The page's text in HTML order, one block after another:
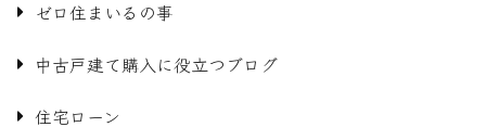
ゼロ住まいるの事
中古戸建て購入に役立つブログ
住宅ローン